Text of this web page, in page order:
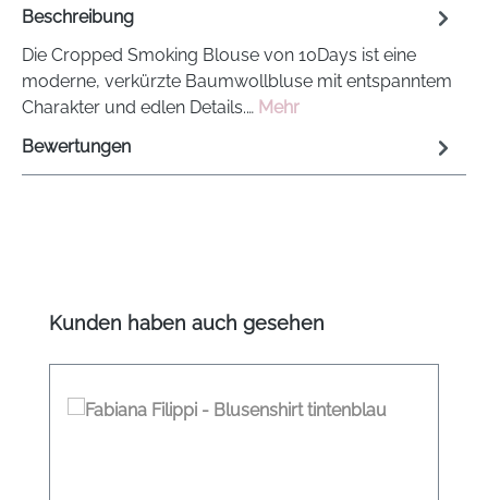
Beschreibung
Die Cropped Smoking Blouse von 10Days ist eine
moderne, verkürzte Baumwollbluse mit entspanntem
Charakter und edlen Details.… Mehr
Bewertungen
Produktgalerie überspringen
Kunden haben auch gesehen